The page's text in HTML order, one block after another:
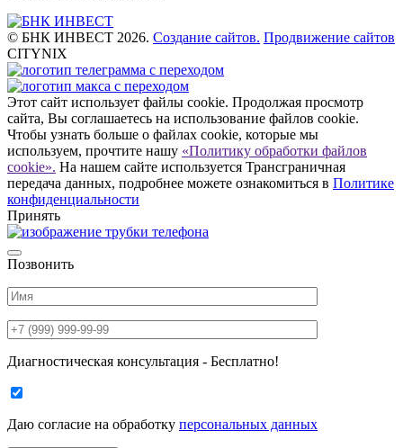
© БНК ИНВЕСТ 2026. Создание сайтов. Продвижение сайтов
CITYNIX
Этот сайт использует файлы cookie. Продолжая просмотр
сайта, Вы соглашаетесь на использование файлов cookie.
Чтобы узнать больше о файлах cookie, которые мы
используем, прочтите нашу «Политику обработки файлов
cookie». На нашем сайте используется Трансграничная
передача данных, подробнее можете ознакомиться в Политике
конфиденциальности
Принять
Позвонить
Диагностическая консультация - Бесплатно!
Даю согласие на обработку персональных данных